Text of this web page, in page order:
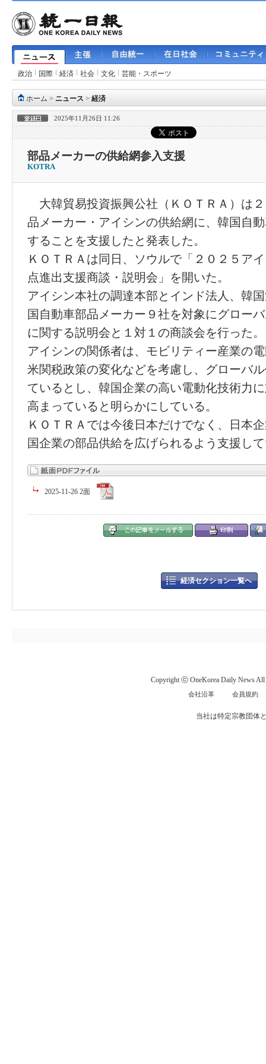
政治 国際 経済 社会 文化 芸能・スポーツ
ホーム > ニュース > 経済
2025年11月26日 11:26
部品メーカーの供給網参入支援
KOTRA
大韓貿易投資振興公社（ＫＯＴＲＡ）は
品メーカー・アイシンの供給網に、韓国自
することを支援したと発表した。
ＫＯＴＲＡは同日、ソウルで「２０２５ア
点進出支援商談・説明会」を開いた。
アイシン本社の調達本部とインド法人、韓
国自動車部品メーカー９社を対象にグロー
に関する説明会と１対１の商談会を行った。
アイシンの関係者は、モビリティー産業の
米関税政策の変化などを考慮し、グローバ
ているとし、韓国企業の高い電動化技術力
高まっていると明らかにしている。
ＫＯＴＲＡでは今後日本だけでなく、日本
国企業の部品供給を広げられるよう支援し
2025-11-26 2面
経済セクション一覧へ
Copyright ⓒ OneKorea Daily News All
会社沿革 会員規約
当社は特定宗教団体